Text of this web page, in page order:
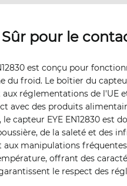
Sûr pour le
est conçu pour
du froid. Le boîtier du
réglementations de l'UE
avec des produits
capteur EYE EN12830 est
de la saleté et des
manipulations fréquentes.
offrant des
le respect des